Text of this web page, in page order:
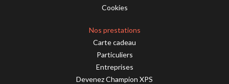
Cookies
Nos prestations
Carte cadeau
Particuliers
Entreprises
Devenez Champion XPS